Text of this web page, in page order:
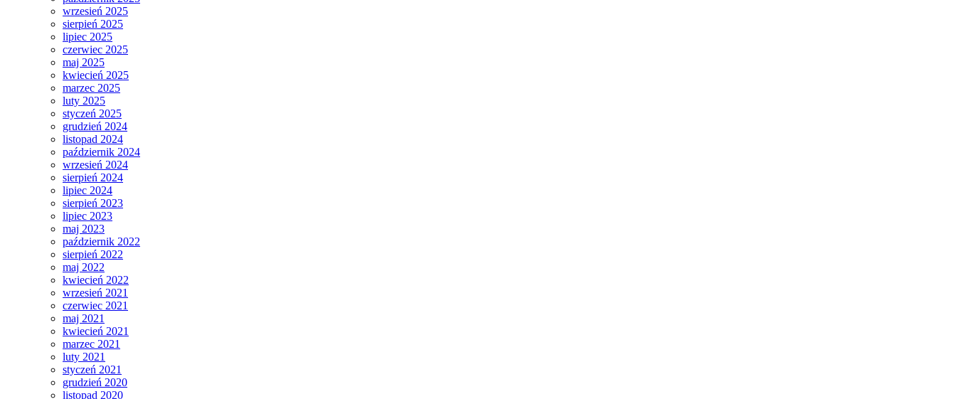
wrzesień 2025
sierpień 2025
lipiec 2025
czerwiec 2025
maj 2025
kwiecień 2025
marzec 2025
luty 2025
styczeń 2025
grudzień 2024
listopad 2024
październik 2024
wrzesień 2024
sierpień 2024
lipiec 2024
sierpień 2023
lipiec 2023
maj 2023
październik 2022
sierpień 2022
maj 2022
kwiecień 2022
wrzesień 2021
czerwiec 2021
maj 2021
kwiecień 2021
marzec 2021
luty 2021
styczeń 2021
grudzień 2020
listopad 2020